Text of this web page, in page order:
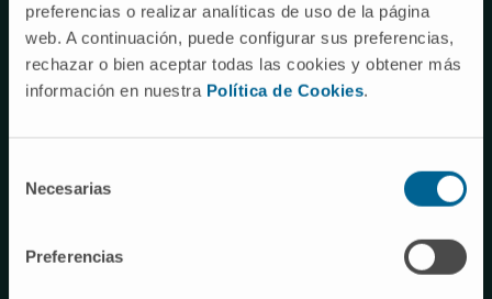
preferencias o realizar analíticas de uso de la página
web. A continuación, puede configurar sus preferencias,
rechazar o bien aceptar todas las cookies y obtener más
información en nuestra Política de Cookies.
Necesarias
Preferencias
Implementar estrategias bioinformáticas para
datos multiómicos y obtener una colección de epitopos